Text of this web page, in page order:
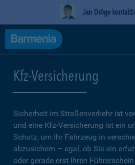
Jan Dröge
Kfz-Versicherung
Sicherheit im Straßenverkehr ist
und eine Kfz-Versicherung ist ein
Schutz, um Ihr Fahrzeug in
abzusichern – egal, ob Sie ein
oder gerade erst Ihren